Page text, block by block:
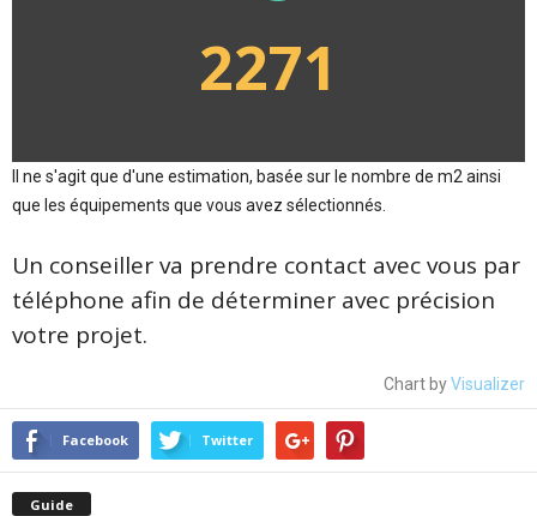
2271
Il ne s'agit que d'une estimation, basée sur le nombre de m2 ainsi
que les équipements que vous avez sélectionnés.
Un conseiller va prendre contact avec vous par
téléphone afin de déterminer avec précision
votre projet.
Chart byVisualizer
Facebook Twitter
Guide